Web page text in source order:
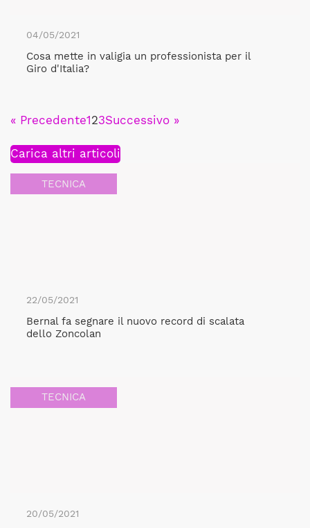
04/05/2021
Cosa mette in valigia un professionista per il
Giro d'Italia?
« Precedente123Successivo »
Carica altri articoli
TECNICA
22/05/2021
Bernal fa segnare il nuovo record di scalata
dello Zoncolan
TECNICA
20/05/2021